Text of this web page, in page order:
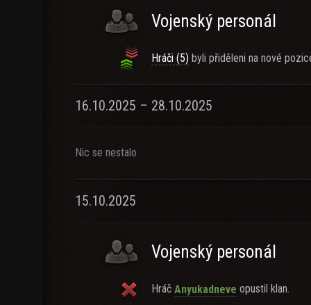
Vojenský personál
Hráči (5) byli přiděleni na nové
16.10.2025 – 28.10.2025
Nic se nestalo
15.10.2025
Vojenský personál
Hráč Anyukadneve opustil klan.